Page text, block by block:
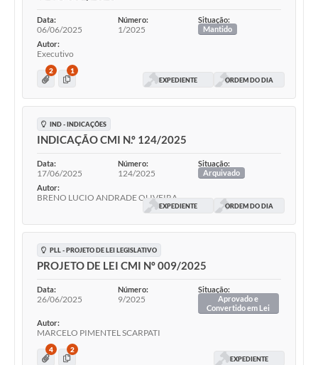
Data:
06/06/2025
Número:
1/2025
Situação:
Mantido
Autor:
Executivo
2 1
ORDEM DO DIA
EXPEDIENTE
IND - INDICAÇÕES
INDICAÇÃO CMI N.º 124/2025
Data:
17/06/2025
Número:
124/2025
Situação:
Arquivado
Autor:
BRENO LUCIO ANDRADE OLIVEIRA
ORDEM DO DIA
EXPEDIENTE
PLL - PROJETO DE LEI LEGISLATIVO
PROJETO DE LEI CMI Nº 009/2025
Data:
26/06/2025
Número:
9/2025
Situação:
Aprovado e
Convertido em Lei
Autor:
MARCELO PIMENTEL SCARPATI
4 2
EXPEDIENTE